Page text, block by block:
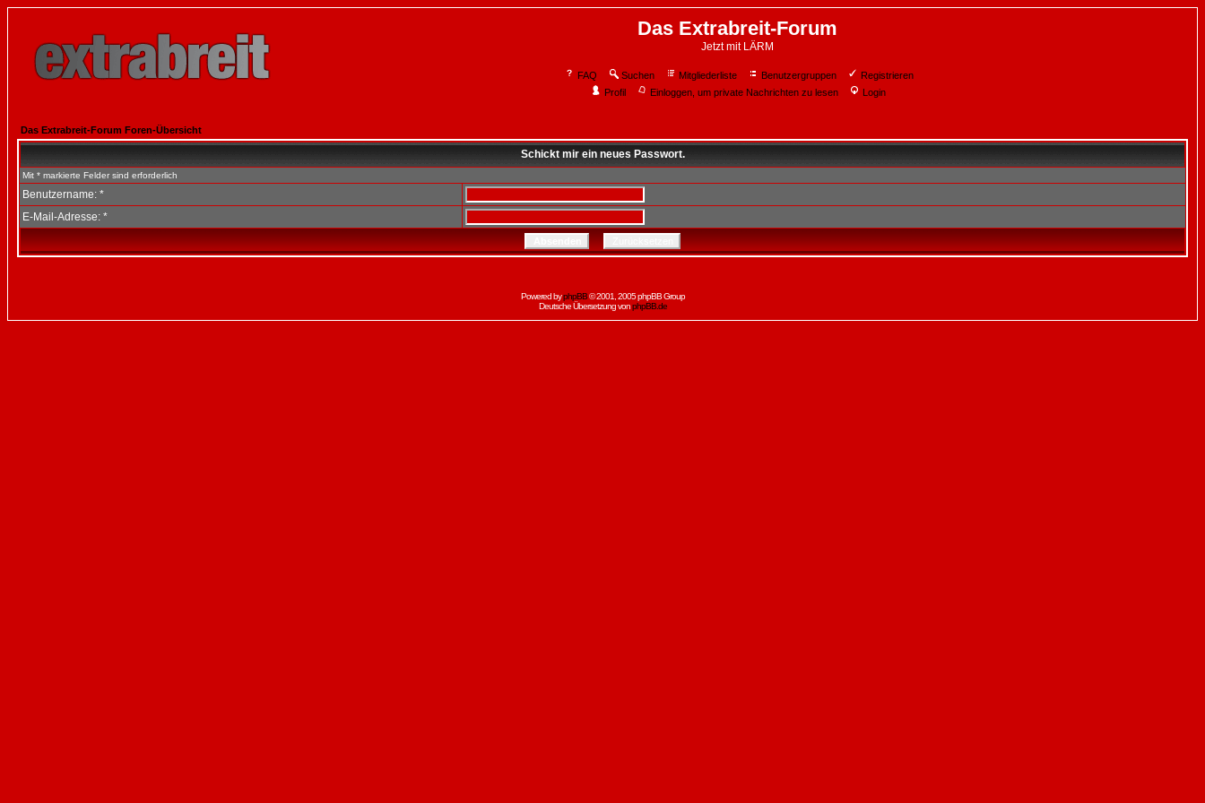
Das Extrabreit-Forum
Jetzt mit LÄRM
FAQ Suchen Mitgliederliste Benutzergruppen
Registrieren
Profil
Einloggen, um private Nachrichten zu lesen Login
Das Extrabreit-Forum Foren-Übersicht
Schickt mir ein neues Passwort.
Mit * markierte Felder sind erforderlich
Benutzername: *
E-Mail-Adresse: *
Powered byphpBB© 2001, 2005 phpBB Group
Deutsche Übersetzung vonphpBB.de